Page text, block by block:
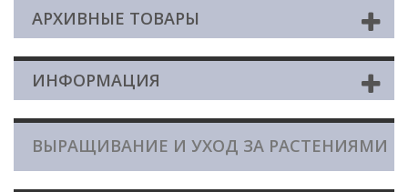
АРХИВНЫЕ ТОВАРЫ
ИНФОРМАЦИЯ
ВЫРАЩИВАНИЕ И УХОД ЗА РАСТЕНИЯМИ